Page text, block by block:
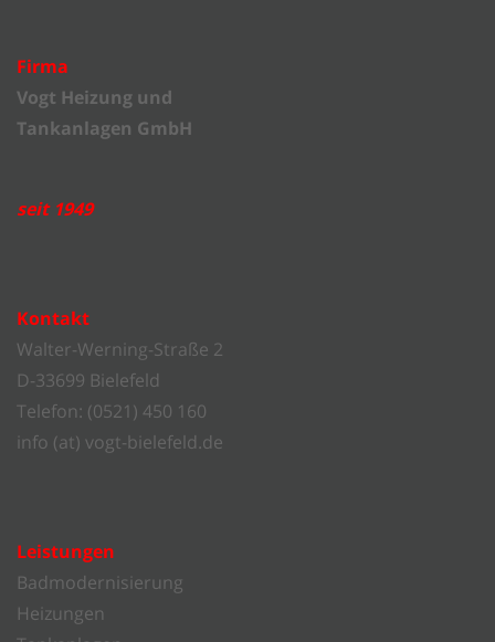
Firma
Vogt Heizung und
Tankanlagen GmbH
seit 1949
Kontakt
Walter-Werning-Straße 2
D-33699 Bielefeld
Telefon: (0521) 450 160
info (at) vogt-bielefeld.de
Leistungen
Badmodernisierung
Heizungen